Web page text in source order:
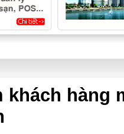
khách hàng